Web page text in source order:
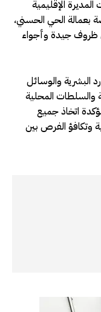
المديرة الإقليمية
بعمالة الحي الحسني،
ظروف جيدة وأجواء
البشرية والوسائل
والسلطات المحلية
اتخاذ جميع
وتكافؤ الفرص بين